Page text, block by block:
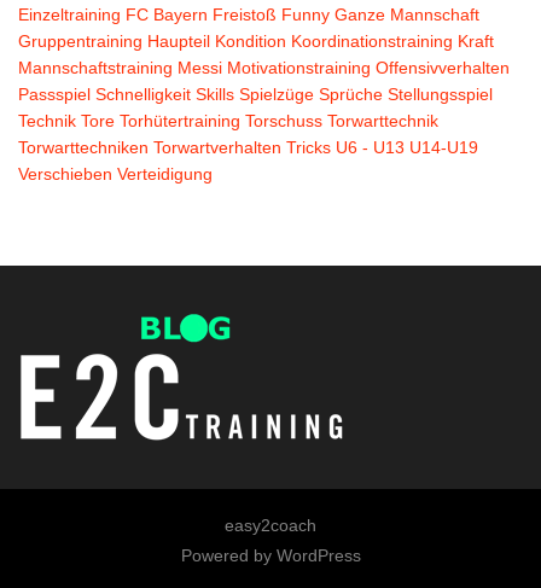
Einzeltraining FC Bayern Freistoß Funny Ganze Mannschaft
Gruppentraining Haupteil Kondition Koordinationstraining Kraft
Mannschaftstraining Messi Motivationstraining Offensivverhalten
Passspiel Schnelligkeit Skills Spielzüge Sprüche Stellungsspiel
Technik Tore Torhütertraining Torschuss Torwarttechnik
Torwarttechniken Torwartverhalten Tricks U6 - U13 U14-U19
Verschieben Verteidigung
easy2coach
Powered by WordPress